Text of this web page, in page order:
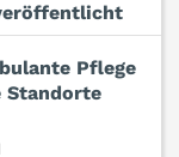
Pflege
Standorte